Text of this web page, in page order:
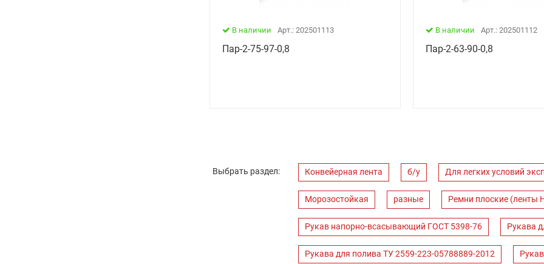
В наличии Арт.: 202501113
Пар-2-75-97-0,8
В наличии Арт.: 202501112
Пар-2-63-90-0,8
Выбрать раздел: Конвейерная лента б/у Для легких условий
Морозостойкая разные Ремни плоские (ленты
Рукав напорно-всасывающий ГОСТ 5398-76 Рукава
Рукава для полива ТУ 2559-223-05788889-2012